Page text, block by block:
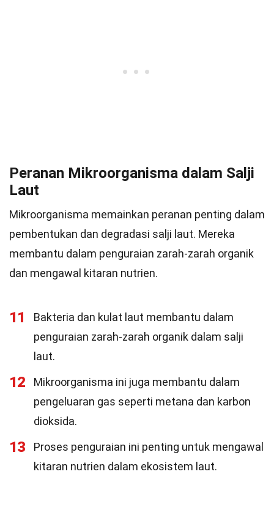
Peranan Mikroorganisma dalam Salji
Laut
Mikroorganisma memainkan peranan penting dalam
pembentukan dan degradasi salji laut. Mereka
membantu dalam penguraian zarah-zarah organik
dan mengawal kitaran nutrien.
11
Bakteria dan kulat laut membantu dalam
penguraian zarah-zarah organik dalam salji
laut.
12
Mikroorganisma ini juga membantu dalam
pengeluaran gas seperti metana dan karbon
dioksida.
13
Proses penguraian ini penting untuk mengawal
kitaran nutrien dalam ekosistem laut.